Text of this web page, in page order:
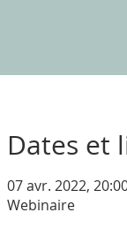
Dates et
07 avr. 2022,
Webinaire